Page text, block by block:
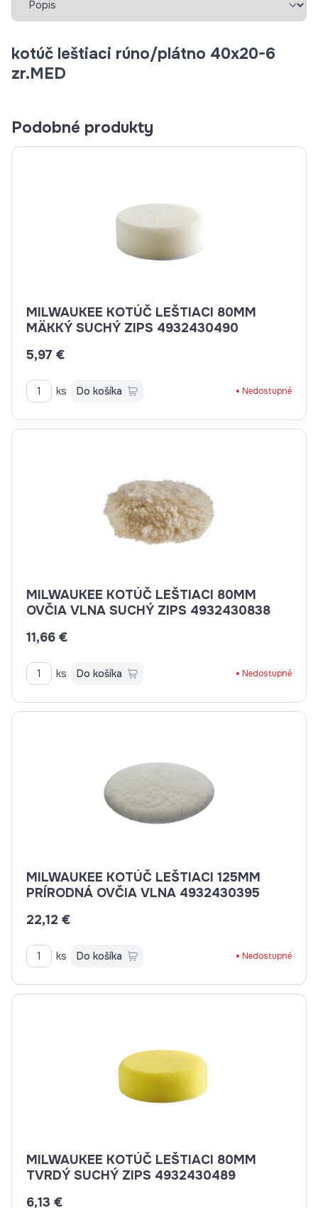
kotúč leštiaci rúno/plátno 40x20-6
zr.MED
Podobné produkty
MILWAUKEE KOTÚČ LEŠTIACI 80MM
MÄKKÝ SUCHÝ ZIPS 4932430490
5,97 €
ks Do košíka Nedostupné
MILWAUKEE KOTÚČ LEŠTIACI 80MM
OVČIA VLNA SUCHÝ ZIPS 4932430838
11,66 €
ks Do košíka Nedostupné
MILWAUKEE KOTÚČ LEŠTIACI 125MM
PRÍRODNÁ OVČIA VLNA 4932430395
22,12 €
ks Do košíka Nedostupné
MILWAUKEE KOTÚČ LEŠTIACI 80MM
TVRDÝ SUCHÝ ZIPS 4932430489
6,13 €